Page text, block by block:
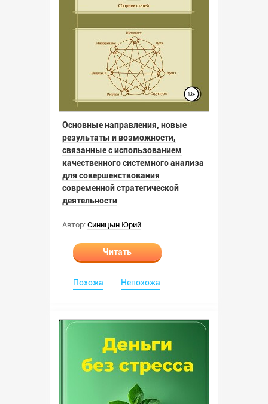
Основные направления, новые
результаты и возможности,
связанные с использованием
качественного системного анализа
для совершенствования
современной стратегической
деятельности
Автор: Синицын Юрий
Читать
Похожа Непохожа